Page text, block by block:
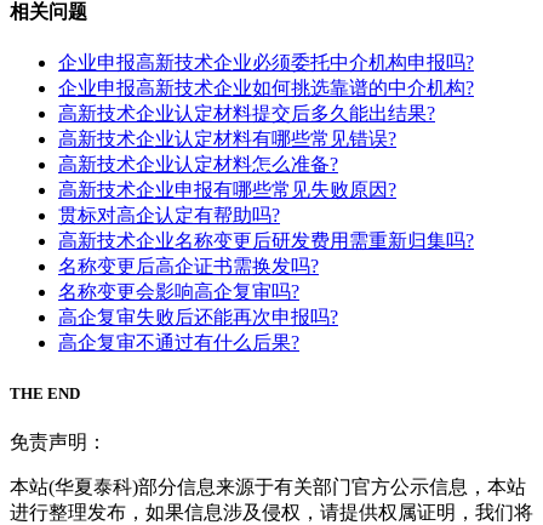
相关问题
企业申报高新技术企业必须委托中介机构申报吗?
企业申报高新技术企业如何挑选靠谱的中介机构?
高新技术企业认定材料提交后多久能出结果?
高新技术企业认定材料有哪些常见错误?
高新技术企业认定材料怎么准备?
高新技术企业申报有哪些常见失败原因?
贯标对高企认定有帮助吗?
高新技术企业名称变更后研发费用需重新归集吗?
名称变更后高企证书需换发吗?
名称变更会影响高企复审吗?
高企复审失败后还能再次申报吗?
高企复审不通过有什么后果?
THE END
免责声明：
本站(华夏泰科)部分信息来源于有关部门官方公示信息，本站
进行整理发布，如果信息涉及侵权，请提供权属证明，我们将